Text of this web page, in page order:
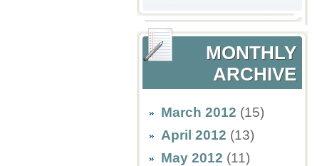
MONTHLY
ARCHIVE
March 2012 (15)
April 2012 (13)
May 2012 (11)